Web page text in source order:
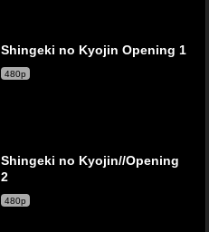
Shingeki no Kyojin Opening 1
480p
Shingeki no Kyojin//Opening
2
480p